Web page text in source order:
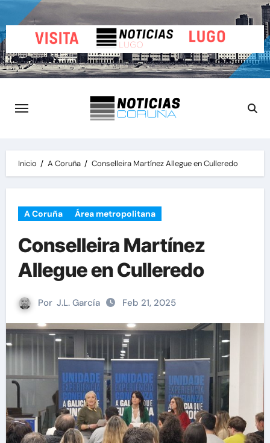
al
contenido
Inicio A Coruña Conselleira Martínez Allegue en Culleredo
A Coruña Área metropolitana
Conselleira Martínez
Allegue en Culleredo
Por J.L. García Feb 21, 2025